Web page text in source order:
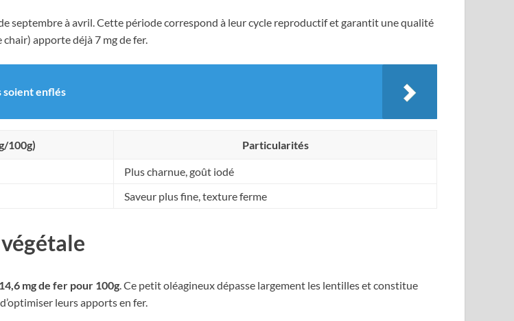
septembre à avril. Cette période correspond à leur cycle reproductif et garantit une qualité
apporte déjà 7 mg de fer.
soient enflés
100g) Particularités
Plus charnue, goût iodé
Saveur plus fine, texture ferme
14,6 mg de fer pour 100g. Ce petit oléagineux dépasse largement les lentilles et constitue
leurs apports en fer.